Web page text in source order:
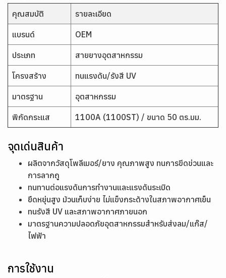
คุณสมบัติ รายละเอียด
แบรนด์ OEM
ประเภท สายยางอุตสาหกรรม
โครงสร้าง ทนแรงดัน/รังสี UV
มาตรฐาน อุตสาหกรรม
พิกัดกระแส 1100A (1100ST) / ขนาด 50 ตร.มม.
จุดเด่นสินค้า
ผลิตจากวัสดุโพลีเมอร์/ยาง คุณภาพสูง ทนการขีดข่วนและ
การลากถู
ทนทานต่อแรงดันการทำงานและแรงดันระเบิด
ยืดหยุ่นสูง ม้วนเก็บง่าย ไม่แข็งกระด้างในสภาพอากาศเย็น
ทนรังสี UV และสภาพอากาศภายนอก
มาตรฐานความปลอดภัยอุตสาหกรรมสำหรับส่งลม/แก๊ส/
ไฟฟ้า
การใช้งาน